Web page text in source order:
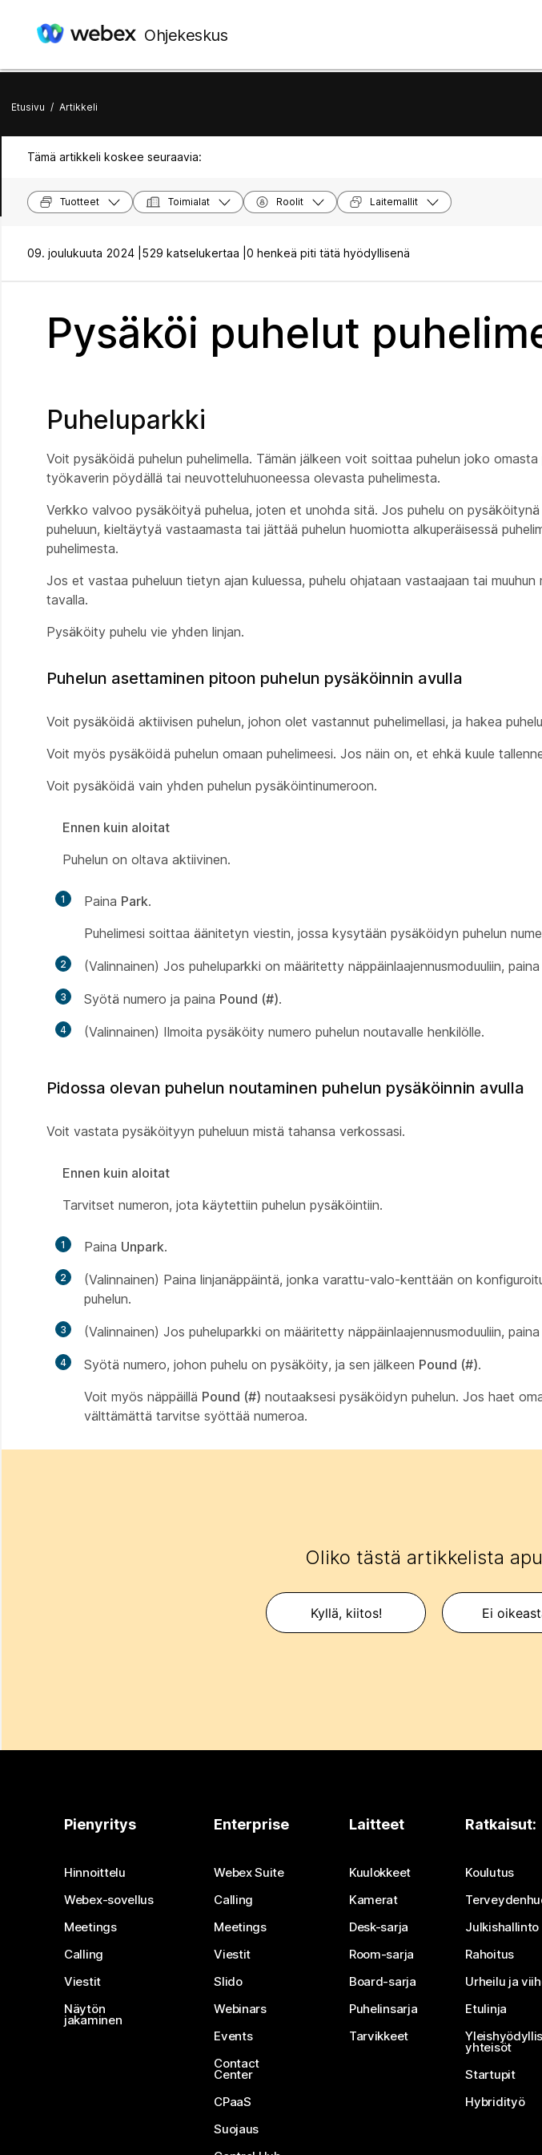
Ohjekeskus
Etusivu / Artikkeli
Tämä artikkeli koskee seuraavia:
Tuotteet Toimialat Roolit Laitemallit
09. joulukuuta 2024 | 529 katselukertaa | 0 henkeä piti tätä hyödyllisenä
Pysäköi puhelut
Puheluparkki
Voit pysäköidä puhelun puhelimella. Tämän jälkeen voit soittaa puhelun joko
työkaverin pöydällä tai neuvotteluhuoneessa olevasta puhelimesta.
Verkko valvoo pysäköityä puhelua, joten et unohda sitä. Jos puhelu on
puheluun, kieltäytyä vastaamasta tai jättää puhelun huomiotta alkuperäisessä
puhelimesta.
Jos et vastaa puheluun tietyn ajan kuluessa, puhelu ohjataan vastaajaan tai
tavalla.
Pysäköity puhelu vie yhden linjan.
Puhelun asettaminen pitoon puhelun pysäköinnin avulla
Voit pysäköidä aktiivisen puhelun, johon olet vastannut puhelimellasi, ja hakea
Voit myös pysäköidä puhelun omaan puhelimeesi. Jos näin on, et ehkä kuule
Voit pysäköidä vain yhden puhelun pysäköintinumeroon.
Ennen kuin aloitat
Puhelun on oltava aktiivinen.
1 Paina Park.
Puhelimesi soittaa äänitetyn viestin, jossa kysytään pysäköidyn puhelun
2 (Valinnainen) Jos puheluparkki on määritetty näppäinlaajennusmoduuliin,
3 Syötä numero ja paina Pound (#).
4 (Valinnainen) Ilmoita pysäköity numero puhelun noutavalle henkilölle.
Pidossa olevan puhelun noutaminen puhelun pysäköinnin avulla
Voit vastata pysäköityyn puheluun mistä tahansa verkossasi.
Ennen kuin aloitat
Tarvitset numeron, jota käytettiin puhelun pysäköintiin.
1 Paina Unpark.
2
(Valinnainen) Paina linjanäppäintä, jonka varattu-valo-kenttään on
puhelun.
3 (Valinnainen) Jos puheluparkki on määritetty näppäinlaajennusmoduuliin,
4 Syötä numero, johon puhelu on pysäköity, ja sen jälkeen Pound (#).
Voit myös näppäillä Pound (#) noutaaksesi pysäköidyn puhelun. Jos haet
välttämättä tarvitse syöttää numeroa.
Oliko tästä artikkelista
Kyllä, kiitos! Ei
Pienyritys
Hinnoittelu
Webex-sovellus
Meetings
Calling
Viestit
Näytön
jakaminen
Enterprise
Webex Suite
Calling
Meetings
Viestit
Slido
Webinars
Events
Contact
Center
CPaaS
Suojaus
Laitteet
Kuulokkeet
Kamerat
Desk-sarja
Room-sarja
Board-sarja
Puhelinsarja
Tarvikkeet
Ratkaisut:
Koulutus
Julkishallinto
Rahoitus
Urheilu ja
Etulinja
yhteisöt
Startupit
Hybridityö